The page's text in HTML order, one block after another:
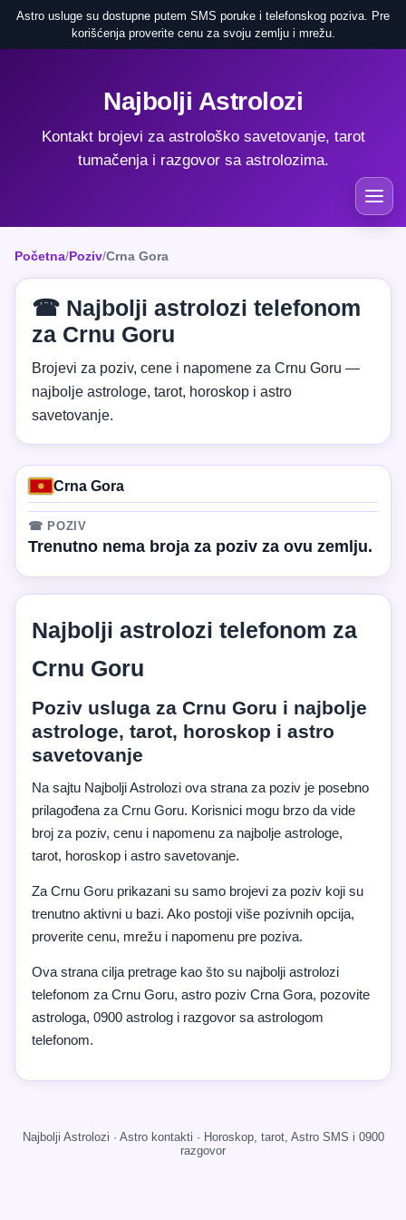
Astro usluge su dostupne putem SMS poruke i telefonskog poziva. Pre
korišćenja proverite cenu za svoju zemlju i mrežu.
Najbolji Astrolozi
Kontakt brojevi za astrološko savetovanje, tarot
tumačenja i razgovor sa astrolozima.
Početna/Poziv/Crna Gora
☎ Najbolji astrolozi telefonom
za Crnu Goru
Brojevi za poziv, cene i napomene za Crnu Goru —
najbolje astrologe, tarot, horoskop i astro
savetovanje.
Crna Gora
☎ POZIV
Trenutno nema broja za poziv za ovu zemlju.
Najbolji astrolozi telefonom za
Crnu Goru
Poziv usluga za Crnu Goru i najbolje
astrologe, tarot, horoskop i astro
savetovanje
Na sajtu Najbolji Astrolozi ova strana za poziv je posebno
prilagođena za Crnu Goru. Korisnici mogu brzo da vide
broj za poziv, cenu i napomenu za najbolje astrologe,
tarot, horoskop i astro savetovanje.
Za Crnu Goru prikazani su samo brojevi za poziv koji su
trenutno aktivni u bazi. Ako postoji više pozivnih opcija,
proverite cenu, mrežu i napomenu pre poziva.
Ova strana cilja pretrage kao što su najbolji astrolozi
telefonom za Crnu Goru, astro poziv Crna Gora, pozovite
astrologa, 0900 astrolog i razgovor sa astrologom
telefonom.
Najbolji Astrolozi · Astro kontakti · Horoskop, tarot, Astro SMS i 0900
razgovor